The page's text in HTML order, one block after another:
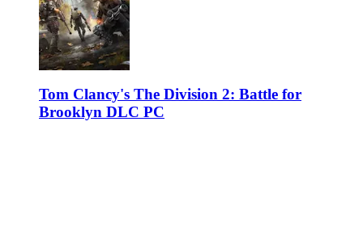
Tom Clancy's The Division 2: Battle for
Brooklyn DLC PC